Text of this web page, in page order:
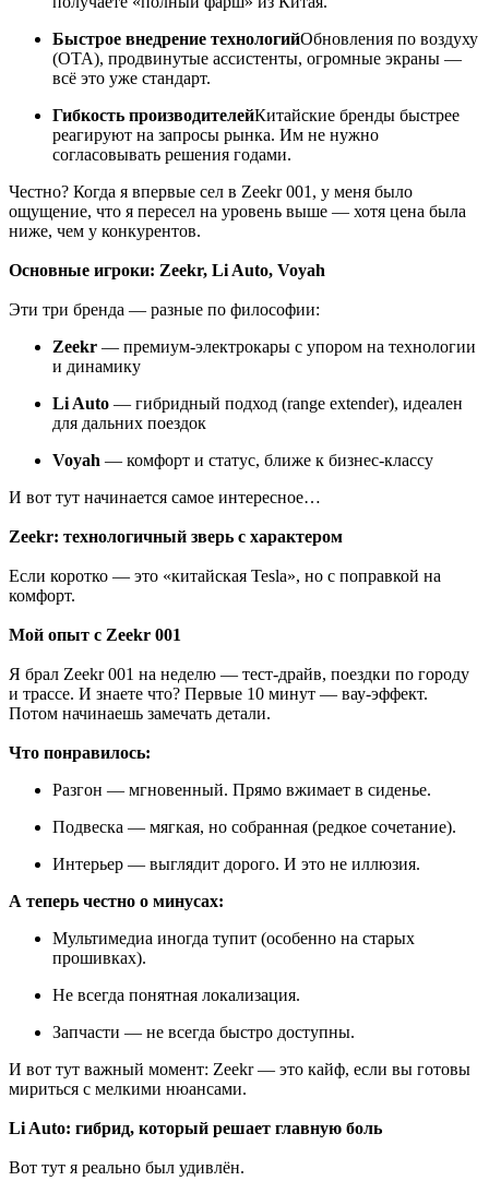
Быстрое внедрение технологийОбновления по воздуху
(OTA), продвинутые ассистенты, огромные экраны —
всё это уже стандарт.
Гибкость производителейКитайские бренды быстрее
реагируют на запросы рынка. Им не нужно
согласовывать решения годами.
Честно? Когда я впервые сел в Zeekr 001, у меня было
ощущение, что я пересел на уровень выше — хотя цена была
ниже, чем у конкурентов.
Основные игроки: Zeekr, Li Auto, Voyah
Эти три бренда — разные по философии:
Zeekr — премиум-электрокары с упором на технологии
и динамику
Li Auto — гибридный подход (range extender), идеален
для дальних поездок
Voyah — комфорт и статус, ближе к бизнес-классу
И вот тут начинается самое интересное…
Zeekr: технологичный зверь с характером
Если коротко — это «китайская Tesla», но с поправкой на
комфорт.
Мой опыт с Zeekr 001
Я брал Zeekr 001 на неделю — тест-драйв, поездки по городу
и трассе. И знаете что? Первые 10 минут — вау-эффект.
Потом начинаешь замечать детали.
Что понравилось:
Разгон — мгновенный. Прямо вжимает в сиденье.
Подвеска — мягкая, но собранная (редкое сочетание).
Интерьер — выглядит дорого. И это не иллюзия.
А теперь честно о минусах:
Мультимедиа иногда тупит (особенно на старых
прошивках).
Не всегда понятная локализация.
Запчасти — не всегда быстро доступны.
И вот тут важный момент: Zeekr — это кайф, если вы готовы
мириться с мелкими нюансами.
Li Auto: гибрид, который решает главную боль
Вот тут я реально был удивлён.